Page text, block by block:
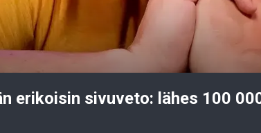
erikoisin sivuveto: lähes 100